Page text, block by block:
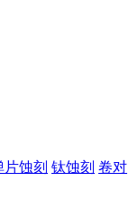
片蚀刻 钛蚀刻 卷对